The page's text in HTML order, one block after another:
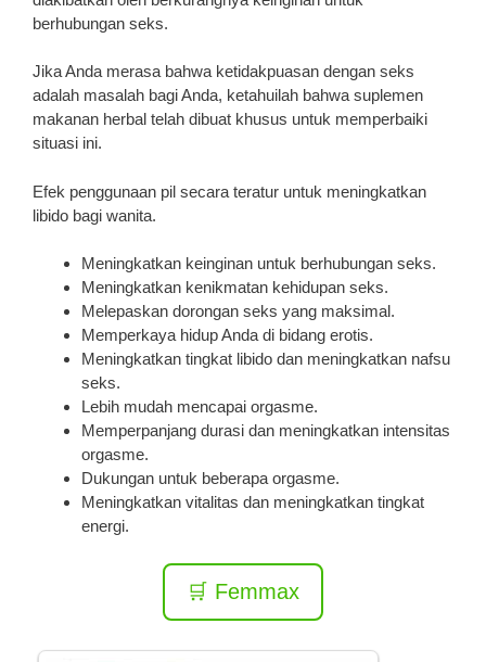
berhubungan seks.
Jika Anda merasa bahwa ketidakpuasan dengan seks
adalah masalah bagi Anda, ketahuilah bahwa suplemen
makanan herbal telah dibuat khusus untuk memperbaiki
situasi ini.
Efek penggunaan pil secara teratur untuk meningkatkan
libido bagi wanita.
Meningkatkan keinginan untuk berhubungan seks.
Meningkatkan kenikmatan kehidupan seks.
Melepaskan dorongan seks yang maksimal.
Memperkaya hidup Anda di bidang erotis.
Meningkatkan tingkat libido dan meningkatkan nafsu
seks.
Lebih mudah mencapai orgasme.
Memperpanjang durasi dan meningkatkan intensitas
orgasme.
Dukungan untuk beberapa orgasme.
Meningkatkan vitalitas dan meningkatkan tingkat
energi.
🛒 Femmax